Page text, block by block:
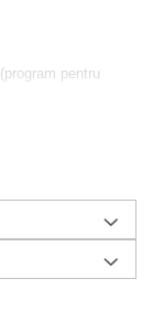
pentru
uscat rufe,